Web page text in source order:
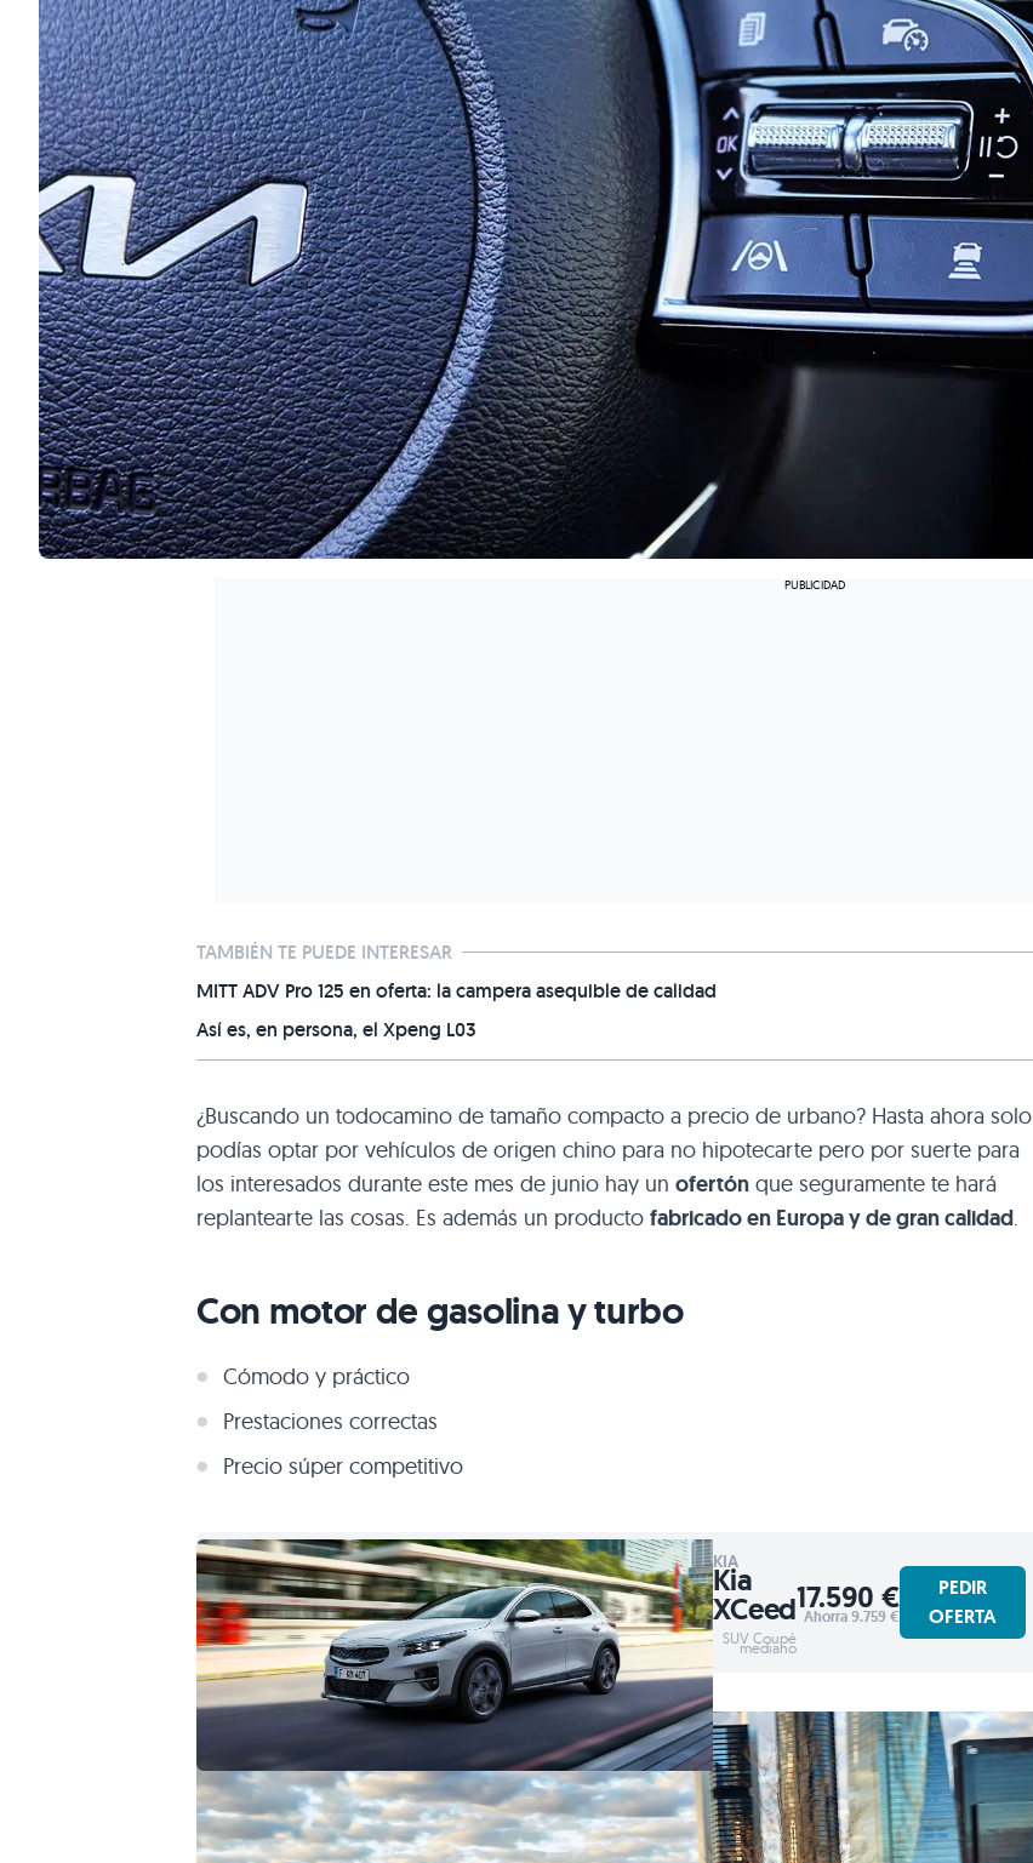
TAMBIÉN TE PUEDE INTERESAR
MITT ADV Pro 125 en oferta: la campera asequible de calidad
Así es, en persona, el Xpeng L03
¿Buscando un todocamino de tamaño compacto a precio de urbano? Hasta ahora solo
podías optar por vehículos de origen chino para no hipotecarte pero por suerte para
los interesados durante este mes de junio hay un ofertón que seguramente te hará
replantearte las cosas. Es además un producto fabricado en Europa y de gran calidad.
Con motor de gasolina y turbo
Cómodo y práctico
Prestaciones correctas
Precio súper competitivo
KIA
Kia
XCeed
SUV Coupé
mediano
17.590 €
Ahorra 9.759 €
PEDIR
OFERTA